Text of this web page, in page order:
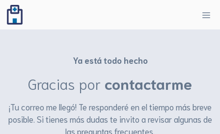
Ya está todo hecho
Gracias por contactarme
¡Tu correo me llegó! Te responderé en el tiempo más breve
posible. Si tienes más dudas te invito a revisar algunas de
las preguntas frecuentes.